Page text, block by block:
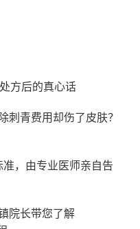
方后的真心话
刺青费用却伤了皮肤？
，由专业医师亲自告
院长带您了解